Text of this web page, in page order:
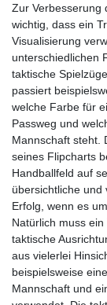
Zur Verbesserung
wichtig, dass ein
Visualisierung
unterschiedlichen
taktische
passiert
welche Farbe für
Passweg und
Mannschaft steht.
seines Flipcharts
Handballfeld auf
übersichtliche und
Erfolg, wenn es
Natürlich muss
taktische
aus vielerlei
beispielsweise
Mannschaft und